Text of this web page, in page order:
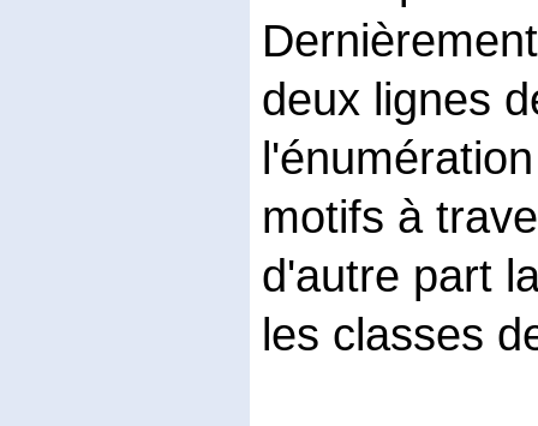
deux lignes
motifs à
d'autre part
les classes